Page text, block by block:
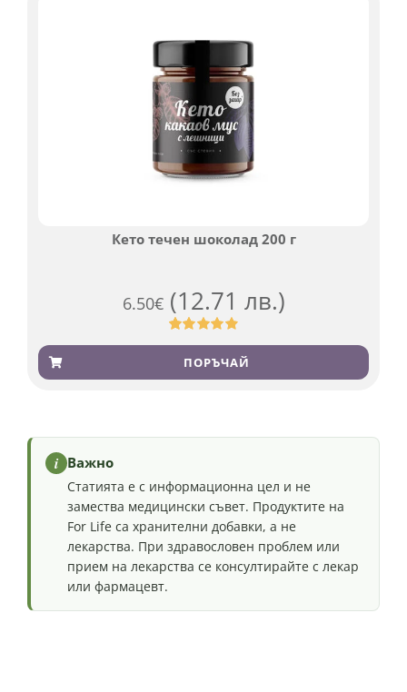
Кето течен шоколад 200 г
6.50€ (12.71 лв.)
Оценен
4.91 от 5,
501
ПОРЪЧАЙ
i Важно
Статията е с информационна цел и не
замества медицински съвет. Продуктите на
For Life са хранителни добавки, а не
лекарства. При здравословен проблем или
прием на лекарства се консултирайте с лекар
или фармацевт.